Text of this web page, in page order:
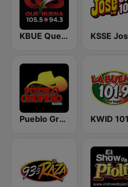
KBUE Que Buena 105.5 / 94.3 FM (US Only)
Pueblo Grupero Radio